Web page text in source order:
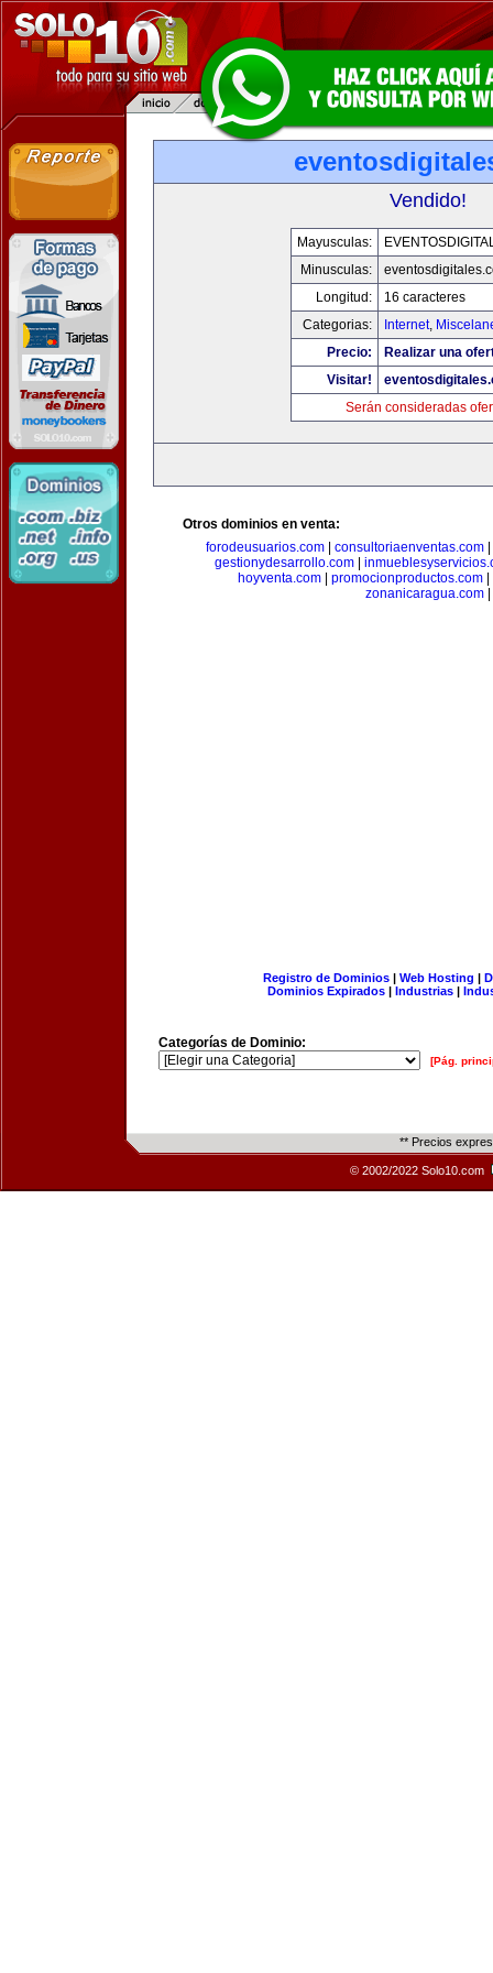
Vendido!
Mayusculas:
Minusculas:
Longitud:
16 caracteres
Categorias:
Internet,
Precio:
Realizar una
Visitar!
Serán consideradas
Otros dominios en venta:
forodeusuarios.com
consultoriaenventas.com
gestionydesarrollo.com
hoyventa.com| promocionproductos.com|
zonanicaragua.com
Registro de Dominios| Web Hosting |
Dominios Expirados | Industrias |
Categorías de Dominio:
[Pág.
** Precios
© 2002/2022 Solo10.com